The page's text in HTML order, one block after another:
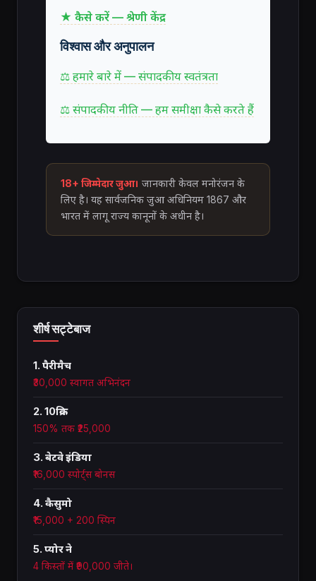
★ कैसे करें — श्रेणी केंद्र
विश्वास और अनुपालन
⚖ हमारे बारे में — संपादकीय स्वतंत्रता
⚖ संपादकीय नीति — हम समीक्षा कैसे करते हैं
18+ जिम्मेदार जुआ। जानकारी केवल मनोरंजन के
लिए है। यह सार्वजनिक जुआ अधिनियम 1867 और
भारत में लागू राज्य कानूनों के अधीन है।
शीर्ष सट्टेबाज
1. पैरीमैच
₹30,000 स्वागत अभिनंदन
2. 10क्रिक
150% तक ₹25,000
3. बेटवे इंडिया
₹16,000 स्पोर्ट्स बोनस
4. कैसुमो
₹15,000 + 200 स्पिन
5. प्योर ने
4 किस्तों में ₹90,000 जीते।